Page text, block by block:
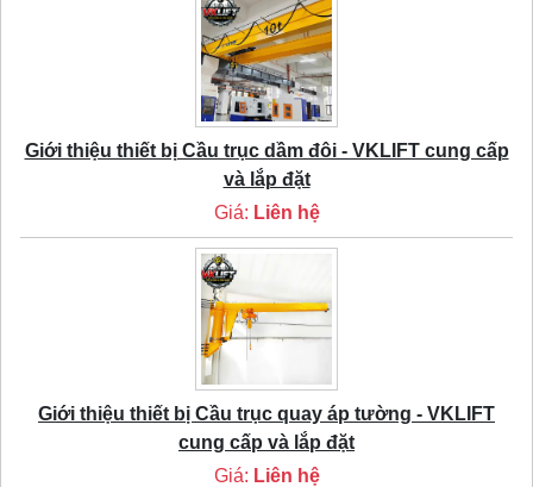
Giới thiệu thiết bị Cầu trục dầm đôi - VKLIFT cung cấp
và lắp đặt
Giá: Liên hệ
Giới thiệu thiết bị Cầu trục quay áp tường - VKLIFT
cung cấp và lắp đặt
Giá: Liên hệ